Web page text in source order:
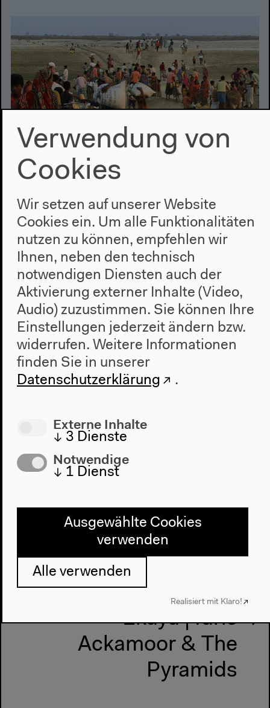
3.8.2017
R: Sourav Sarangi, IND / J / I / DK / N 2013, 88 min,
OmE
Mikrokosmos einer Flussinsel zwischen
Reisschmuggel und den Launen des Ganges
Vorherige Veranstaltung
Island
Abdullah Ibrahim &
Ekaya | Idris
Ackamoor & The
Pyramids
Verwendung von
Cookies
Wir setzen auf unserer Website
Cookies ein. Um alle Funktionalitäten
nutzen zu können, empfehlen wir
Ihnen, neben den technisch
notwendigen Diensten auch der
Aktivierung externer Inhalte (Video,
Audio) zuzustimmen. Sie können Ihre
Einstellungen jederzeit ändern bzw.
widerrufen. Weitere Informationen
finden Sie in unserer
Datenschutzerklärung
.
Externe Inhalte
↓ 3 Dienste
Notwendige
↓ 1 Dienst
Ausgewählte Cookies
verwenden
Alle verwenden
Realisiert mit Klaro!